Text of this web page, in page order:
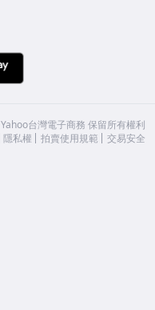
Yahoo台灣電子商務 保留所有權利
隱私權 拍賣使用規範 交易安全